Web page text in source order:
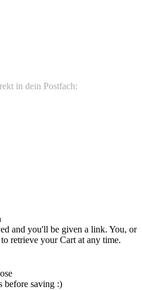
in dein Postfach:
and you'll be given a link. You, or
retrieve your Cart at any time.
before saving :)